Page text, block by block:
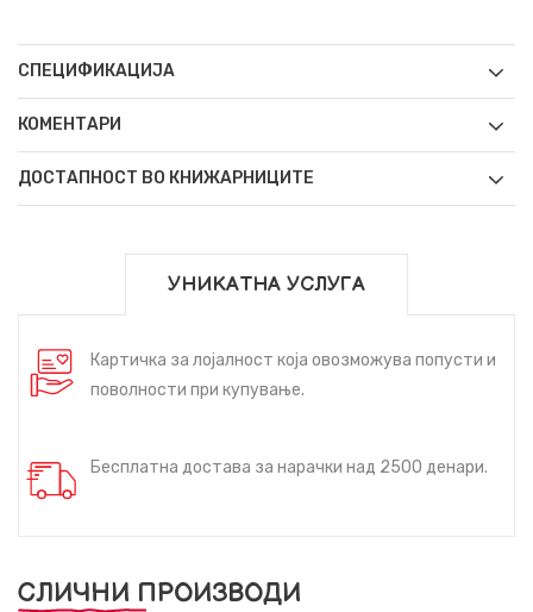
СПЕЦИФИКАЦИЈА
КОМЕНТАРИ
ДОСТАПНОСТ ВО КНИЖАРНИЦИТЕ
УНИКАТНА УСЛУГА
Картичка за лојалност која овозможува попусти и
поволности при купување.
Бесплатна достава за нарачки над 2500 денари.
СЛИЧНИ ПРОИЗВОДИ